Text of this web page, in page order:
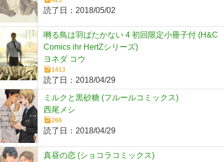
読了日： 2018/05/02
囀る鳥は羽ばたかない 4 初回限定小冊子付 (H&C
Comics ihr HertZシリーズ)
ヨネダ コウ
1413
読了日： 2018/04/29
ミルクと黒砂糖 (フルールコミックス)
西尾メシ
266
読了日： 2018/04/29
真昼の恋 (ショコラコミックス)